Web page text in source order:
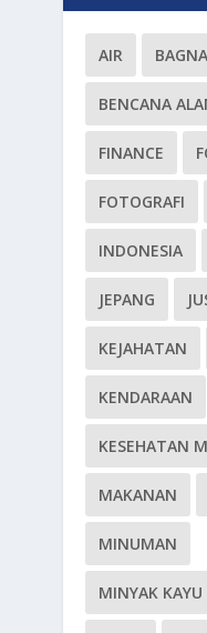
AIR
BENCANA
FINANCE
FOTOGRAFI
INDONESIA
JEPANG
KEJAHATAN
KENDARAAN
KESEHATAN
MAKANAN
MINUMAN
MINYAK